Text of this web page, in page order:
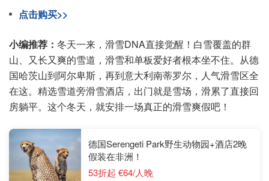
点击购买>>
小编推荐： 冬天一来，滑雪DNA直接觉醒！白雪覆盖的群
山、又长又爽的雪道，滑雪和单板爱好者根本坐不住。从德
国哈茨山到阿尔卑斯，再到意大利南蒂罗尔，人气滑雪区全
在这。精选雪道旁滑雪酒店，出门就是雪场，滑累了直接回
房躺平。这个冬天，就安排一场真正的滑雪爽假吧！
德国Serengeti Park野生动物园+酒店2晚
假装在非洲！
53折起 €64/人晚